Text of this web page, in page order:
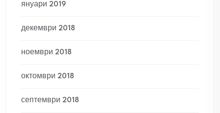
януари 2019
декември 2018
ноември 2018
октомври 2018
септември 2018